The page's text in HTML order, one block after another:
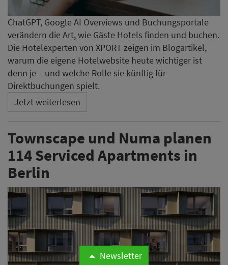
ChatGPT, Google AI Overviews und Buchungsportale
verändern die Art, wie Gäste Hotels finden und buchen.
Die Hotelexperten von XPORT zeigen im Blogartikel,
warum die eigene Hotelwebsite heute wichtiger ist
denn je – und welche Rolle sie künftig für
Direktbuchungen spielt.
Jetzt weiterlesen
Townscape und Numa planen
114 Serviced Apartments in
Berlin
Newsletter